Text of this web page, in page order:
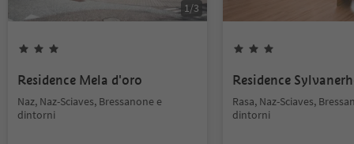
1/3
Residence Mela d'oro
Naz, Naz-Sciaves, Bressanone e
dintorni
Residence
Rasa, Naz-Sciaves,
dintorni